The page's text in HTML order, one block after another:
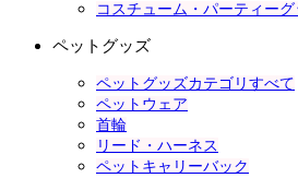
コスチューム・パーティーグ
ペットグッズ
ペットグッズカテゴリすべて
ペットウェア
首輪
リード・ハーネス
ペットキャリーバック